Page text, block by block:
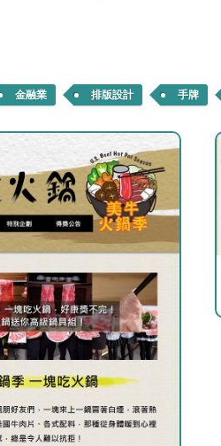
金融業 排版設計 手牌